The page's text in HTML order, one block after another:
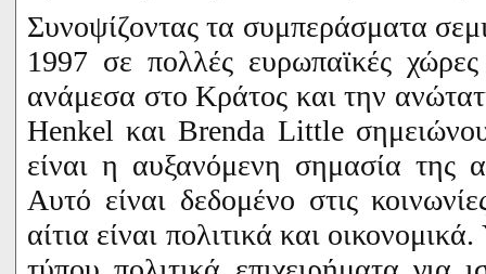
Συνοψίζοντας τα συμπεράσματα
1997 σε πολλές ευρωπαϊκές
ανάμεσα στο Κράτος και την
Henkel καιBrenda Little
είναι η αυξανόμενη σημασία της
Αυτό είναι δεδομένο στις
αίτια είναι πολιτικά και